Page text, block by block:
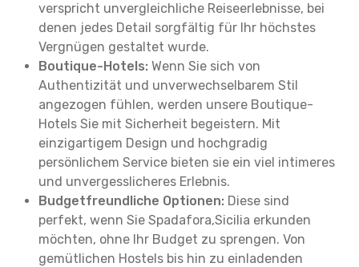
verspricht unvergleichliche Reiseerlebnisse, bei
denen jedes Detail sorgfältig für Ihr höchstes
Vergnügen gestaltet wurde.
Boutique-Hotels: Wenn Sie sich von
Authentizität und unverwechselbarem Stil
angezogen fühlen, werden unsere Boutique-
Hotels Sie mit Sicherheit begeistern. Mit
einzigartigem Design und hochgradig
persönlichem Service bieten sie ein viel intimeres
und unvergesslicheres Erlebnis.
Budgetfreundliche Optionen: Diese sind
perfekt, wenn Sie Spadafora,Sicilia erkunden
möchten, ohne Ihr Budget zu sprengen. Von
gemütlichen Hostels bis hin zu einladenden